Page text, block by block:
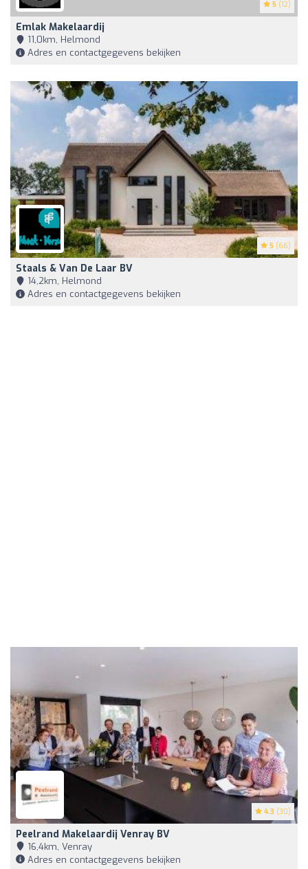
5 (12)
Emlak Makelaardij
11,0km, Helmond
Adres en contactgegevens bekijken
5 (66)
Staals & Van De Laar BV
14,2km, Helmond
Adres en contactgegevens bekijken
4.3 (30)
Peelrand Makelaardij Venray BV
16,4km, Venray
Adres en contactgegevens bekijken